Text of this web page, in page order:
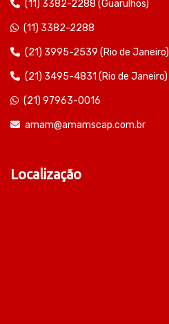
(11) 3382-2288 (Guarulhos)
(11) 3382-2288
(21) 3995-2539 (Rio de Janeiro)
(21) 3495-4831 (Rio de Janeiro)
(21) 97963-0016
amam@amamscap.com.br
Localização